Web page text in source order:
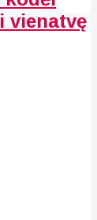
vienatvę